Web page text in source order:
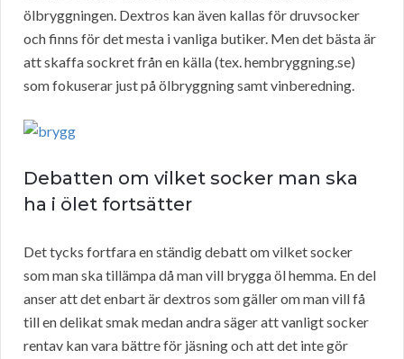
ölbryggningen. Dextros kan även kallas för druvsocker
och finns för det mesta i vanliga butiker. Men det bästa är
att skaffa sockret från en källa (tex. hembryggning.se)
som fokuserar just på ölbryggning samt vinberedning.
Debatten om vilket socker man ska
ha i ölet fortsätter
Det tycks fortfara en ständig debatt om vilket socker
som man ska tillämpa då man vill brygga öl hemma. En del
anser att det enbart är dextros som gäller om man vill få
till en delikat smak medan andra säger att vanligt socker
rentav kan vara bättre för jäsning och att det inte gör